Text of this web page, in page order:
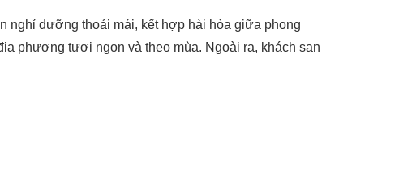
nghỉ dưỡng thoải mái, kết hợp hài hòa giữa phong
phương tươi ngon và theo mùa. Ngoài ra, khách sạn